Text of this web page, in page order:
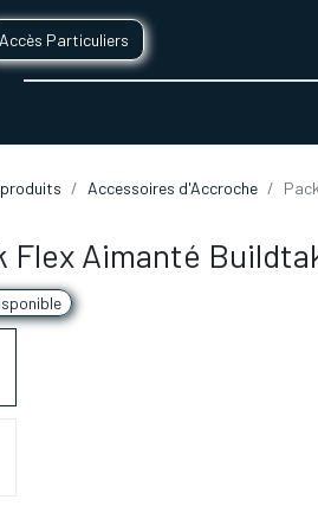
Accès Particuliers
Accessoires d'Accroche
Flex Aimanté